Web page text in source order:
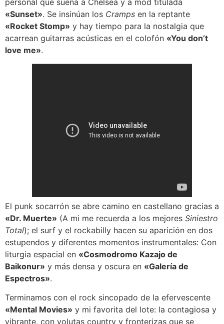
personal que suena a Chelsea y a mod titulada
«Sunset». Se insinúan los Cramps en la reptante
«Rocket Stomp» y hay tiempo para la nostalgia que
acarrean guitarras acústicas en el colofón «You don’t
love me».
El punk socarrón se abre camino en castellano gracias a
«Dr. Muerte» (A mi me recuerda a los mejores Siniestro
Total); el surf y el rockabilly hacen su aparición en dos
estupendos y diferentes momentos instrumentales: Con
liturgia espacial en «Cosmodromo Kazajo de
Baikonur» y más densa y oscura en «Galería de
Espectros».
Terminamos con el rock sincopado de la efervescente
«Mental Movies» y mi favorita del lote: la contagiosa y
vibrante, con volutas country y fronterizas que se